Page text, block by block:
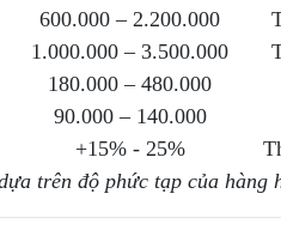
600.000 – 2.200.000
1.000.000 – 3.500.000
180.000 – 480.000
90.000 – 140.000
+15% - 25%
trên độ phức tạp của hàng